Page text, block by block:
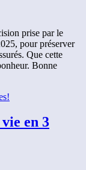
prise par le
pour préserver
Que cette
Bonne
en 3